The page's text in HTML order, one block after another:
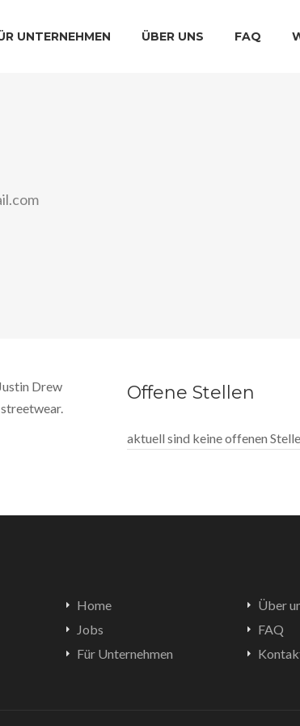
UNTERNEHMEN ÜBER UNS FAQ
Drew
Offene Stellen
aktuell sind keine offenen
Home
Jobs
Für Unternehmen
Über
FAQ